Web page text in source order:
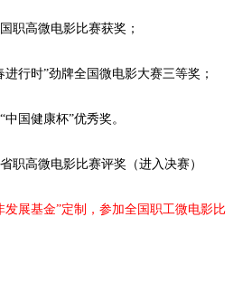
职高微电影比赛获奖；
进行时”劲牌全国微电影大赛三等奖；
“中国健康杯”优秀奖。
职高微电影比赛评奖（进入决赛）
发展基金”定制，参加全国职工微电影比